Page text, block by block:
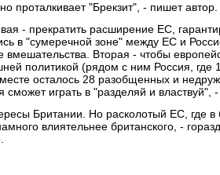
проталкивает "Брекзит", - пишет автор.
- прекратить расширение ЕС,
в "сумеречной зоне" между ЕС и
Вторая - чтобы
политикой (рядом с ним Россия, где
осталось 28 разобщенных и
играть в "разделяй и властвуй", -
Британии. Но расколотый ЕС, где в
влиятельнее британского, -